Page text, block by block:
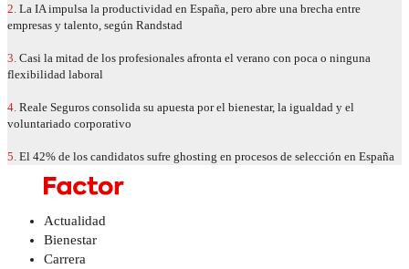
2. La IA impulsa la productividad en España, pero abre una brecha entre
empresas y talento, según Randstad
3. Casi la mitad de los profesionales afronta el verano con poca o ninguna
flexibilidad laboral
4. Reale Seguros consolida su apuesta por el bienestar, la igualdad y el
voluntariado corporativo
5. El 42% de los candidatos sufre ghosting en procesos de selección en España
Actualidad
Bienestar
Carrera